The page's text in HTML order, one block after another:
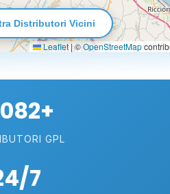
Leaflet|©OpenStreetMap
Distributori Vicini
GPL
7